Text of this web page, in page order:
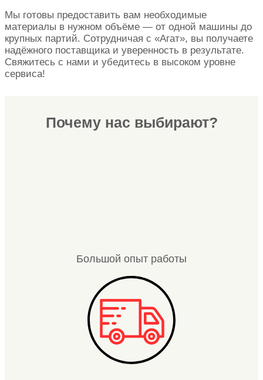
Мы готовы предоставить вам необходимые
материалы в нужном объёме — от одной машины до
крупных партий. Сотрудничая с «Агат», вы получаете
надёжного поставщика и уверенность в результате.
Свяжитесь с нами и убедитесь в высоком уровне
сервиса!
Почему нас выбирают?
Большой опыт работы